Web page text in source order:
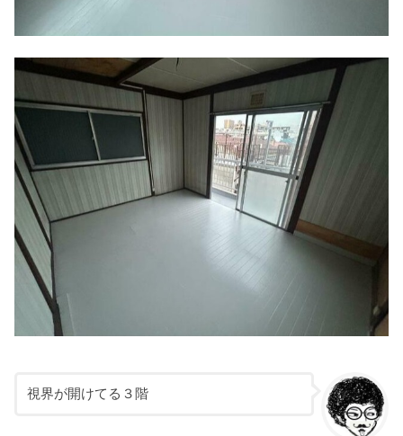
視界が開けてる３階